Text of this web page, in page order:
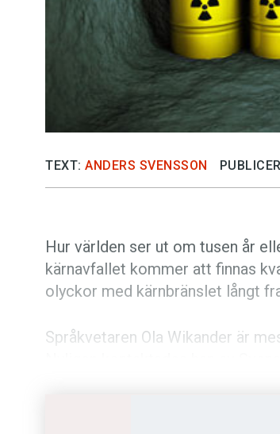
TEXT: ANDERS SVENSSON
Hur världen ser ut om tusen år
kärnavfallet kommer att finnas
olyckor med kärnbränslet långt
Språkvetaren Ola Wikander är